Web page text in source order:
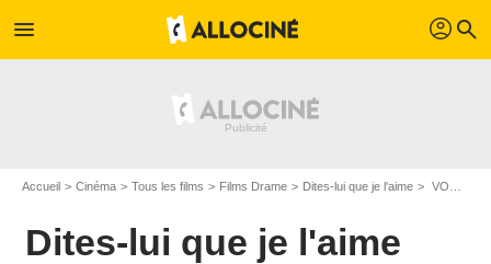
menu profil search
Accueil Cinéma Tous les films Films Drame Dites-lui que je l'aime VOD Dites-lui que je l'aime
Dites-lui que je l'aime